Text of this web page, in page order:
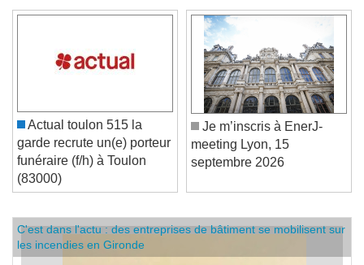
Actual toulon 515 la
garde recrute un(e) porteur
funéraire (f/h) à Toulon
(83000)
Je m’inscris à EnerJ-
meeting Lyon, 15
C'est dans l'actu : des entreprises de bâtiment se mobilisent sur
les incendies en Gironde